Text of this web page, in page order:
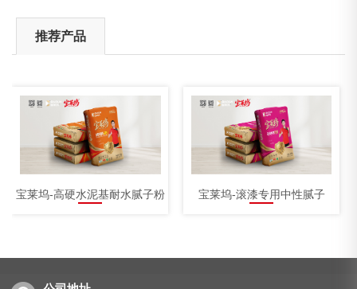
推荐产品
宝莱坞-高硬水泥基耐水腻子粉 宝莱坞-滚漆专用中性腻子